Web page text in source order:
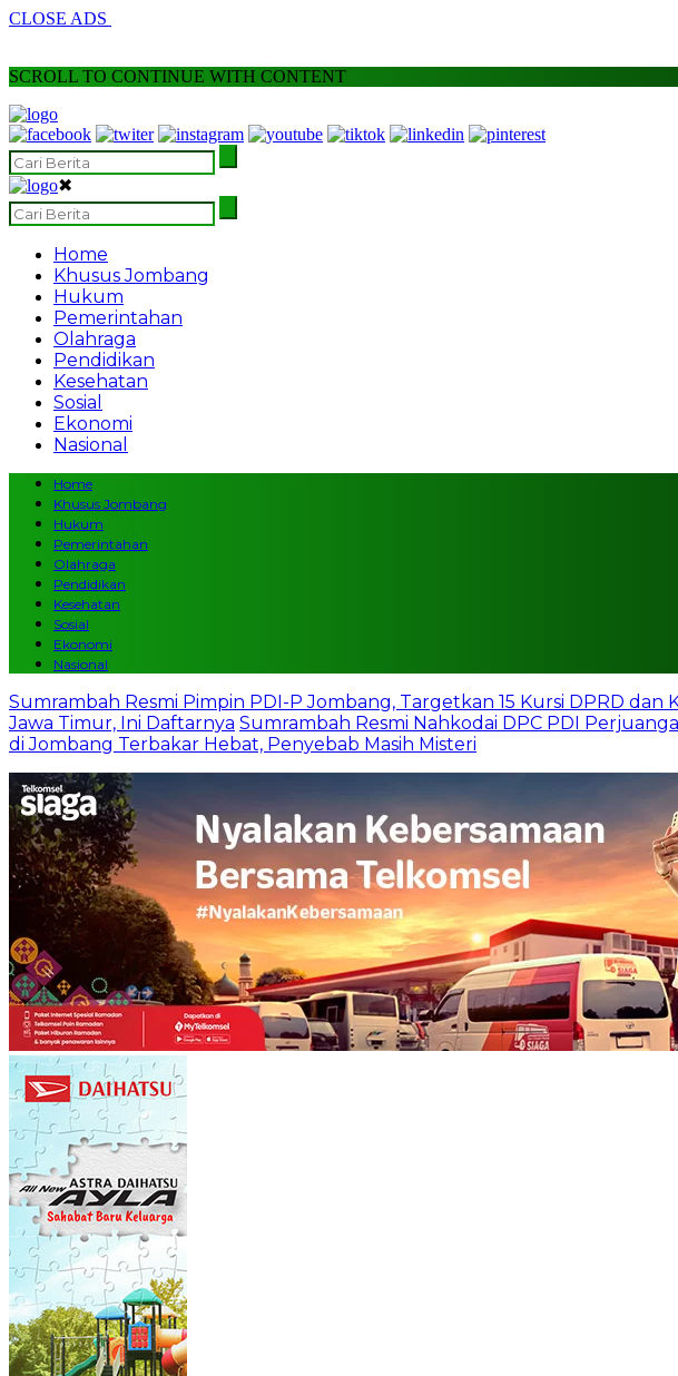
CLOSE ADS
SCROLL TO CONTINUE WITH CONTENT
✖
Home
Khusus Jombang
Hukum
Pemerintahan
Olahraga
Pendidikan
Kesehatan
Sosial
Ekonomi
Nasional
Home
Khusus Jombang
Hukum
Pemerintahan
Olahraga
Pendidikan
Kesehatan
Sosial
Ekonomi
Nasional
Sumrambah Resmi Pimpin PDI-P Jombang, Targetkan 15 Kursi DPRD dan
Jawa Timur, Ini Daftarnya Sumrambah Resmi Nahkodai DPC PDI
di Jombang Terbakar Hebat, Penyebab Masih Misteri